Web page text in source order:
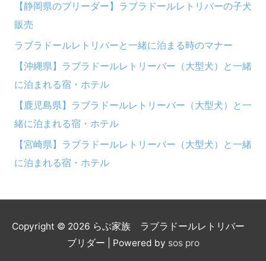
解
説！
【静岡県のブリーダー】ラブラドールレトリバーの子犬
販売
ラブラドールレトリバーと一緒に泊まる時のマナー
【沖縄県】ラブラドールレトリーバー（大型犬）と一緒
に泊まれる宿・ホテル
【鹿児島県】ラブラドールレトリーバー（大型犬）と一
緒に泊まれる宿・ホテル
【宮崎県】ラブラドールレトリーバー（大型犬）と一緒
に泊まれる宿・ホテル
Copyright © 2026 らぶ家族 ラブラドールレトリバー
ブリダー | Powered by sos pro